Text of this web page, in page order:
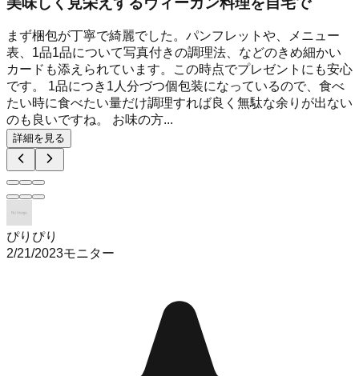
まず梱包が丁寧で綺麗でした。パンフレットや、メニュー
表、1品1品について写真付きの調理法、などのきめ細かい
カードも添えられています。この時点でプレゼントにも安心
です。 1品につき1人分づつ個包装になっているので、食べ
たい時に食べたい量だけ調理すれば良く無駄な余りが出ない
のも良いですね。 お味の方...
詳細を見る
ぴりぴり
2/21/2023モニター